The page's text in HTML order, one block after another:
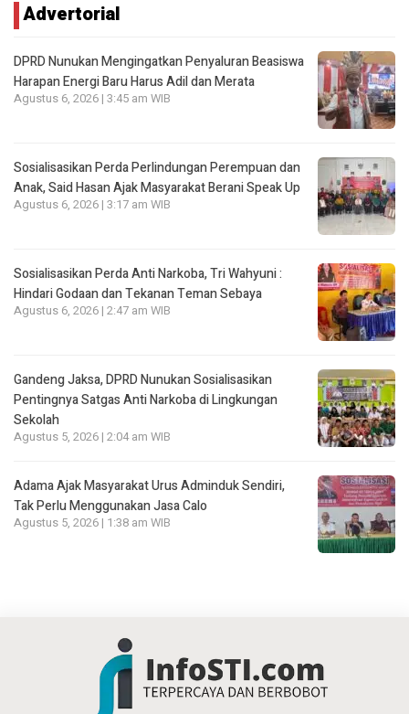
Advertorial
DPRD Nunukan Mengingatkan Penyaluran Beasiswa
Harapan Energi Baru Harus Adil dan Merata
Agustus 6, 2026 | 3:45 am WIB
Sosialisasikan Perda Perlindungan Perempuan dan
Anak, Said Hasan Ajak Masyarakat Berani Speak Up
Agustus 6, 2026 | 3:17 am WIB
Sosialisasikan Perda Anti Narkoba, Tri Wahyuni :
Hindari Godaan dan Tekanan Teman Sebaya
Agustus 6, 2026 | 2:47 am WIB
Gandeng Jaksa, DPRD Nunukan Sosialisasikan
Pentingnya Satgas Anti Narkoba di Lingkungan
Sekolah
Agustus 5, 2026 | 2:04 am WIB
Adama Ajak Masyarakat Urus Adminduk Sendiri,
Tak Perlu Menggunakan Jasa Calo
Agustus 5, 2026 | 1:38 am WIB